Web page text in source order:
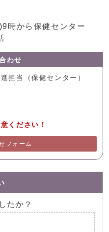
時から保健センター
わせ
担当（保健センター）
ください！
フォーム
たか？